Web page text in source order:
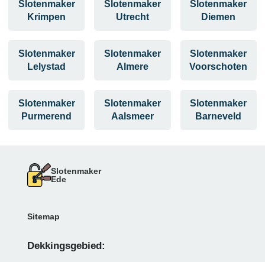
Slotenmaker
Krimpen
Slotenmaker
Utrecht
Slotenmaker
Diemen
Slotenmaker
Lelystad
Slotenmaker
Almere
Slotenmaker
Voorschoten
Slotenmaker
Purmerend
Slotenmaker
Aalsmeer
Slotenmaker
Barneveld
Slotenmaker
Ede
Sitemap
Dekkingsgebied: